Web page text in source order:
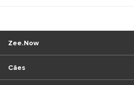
Cães
Zee.Now